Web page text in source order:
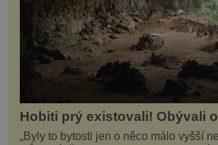
Hobiti prý existovali! Obývali
„Byly to bytosti jen o něco málo vyšší